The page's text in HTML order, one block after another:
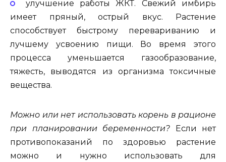
улучшение работы ЖКТ. Свежий имбирь
имеет пряный, острый вкус. Растение
способствует быстрому перевариванию и
лучшему усвоению пищи. Во время этого
процесса уменьшается газообразование,
тяжесть, выводятся из организма токсичные
вещества.
Можно или нет использовать корень в рационе
при планировании беременности? Если нет
противопоказаний по здоровью растение
можно и нужно использовать для